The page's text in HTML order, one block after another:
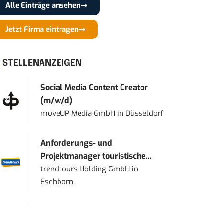
Alle Einträge ansehen
Jetzt Firma eintragen
STELLENANZEIGEN
Social Media Content Creator
(m/w/d)
moveUP Media GmbH in Düsseldorf
Anforderungs- und
Projektmanager touristische...
trendtours Holding GmbH in
Eschborn